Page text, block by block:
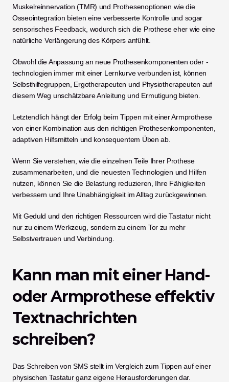
Muskelreinnervation (TMR) und Prothesenoptionen wie die
Osseointegration bieten eine verbesserte Kontrolle und sogar
sensorisches Feedback, wodurch sich die Prothese eher wie eine
natürliche Verlängerung des Körpers anfühlt.
Obwohl die Anpassung an neue Prothesenkomponenten oder -
technologien immer mit einer Lernkurve verbunden ist, können
Selbsthilfegruppen, Ergotherapeuten und Physiotherapeuten auf
diesem Weg unschätzbare Anleitung und Ermutigung bieten.
Letztendlich hängt der Erfolg beim Tippen mit einer Armprothese
von einer Kombination aus den richtigen Prothesenkomponenten,
adaptiven Hilfsmitteln und konsequentem Üben ab.
Wenn Sie verstehen, wie die einzelnen Teile Ihrer Prothese
zusammenarbeiten, und die neuesten Technologien und Hilfen
nutzen, können Sie die Belastung reduzieren, Ihre Fähigkeiten
verbessern und Ihre Unabhängigkeit im Alltag zurückgewinnen.
Mit Geduld und den richtigen Ressourcen wird die Tastatur nicht
nur zu einem Werkzeug, sondern zu einem Tor zu mehr
Selbstvertrauen und Verbindung.
Kann man mit einer Hand-
oder Armprothese effektiv
Textnachrichten
schreiben?
Das Schreiben von SMS stellt im Vergleich zum Tippen auf einer